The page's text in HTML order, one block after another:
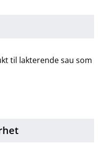
til lakterende sau som